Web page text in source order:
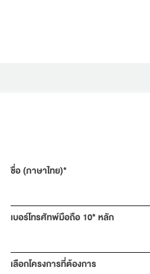
ชื่อ (ภาษาไทย)*
เบอร์โทรศัทพ์มือถือ 10* หลัก
เลือกโครงการที่ต้องการ